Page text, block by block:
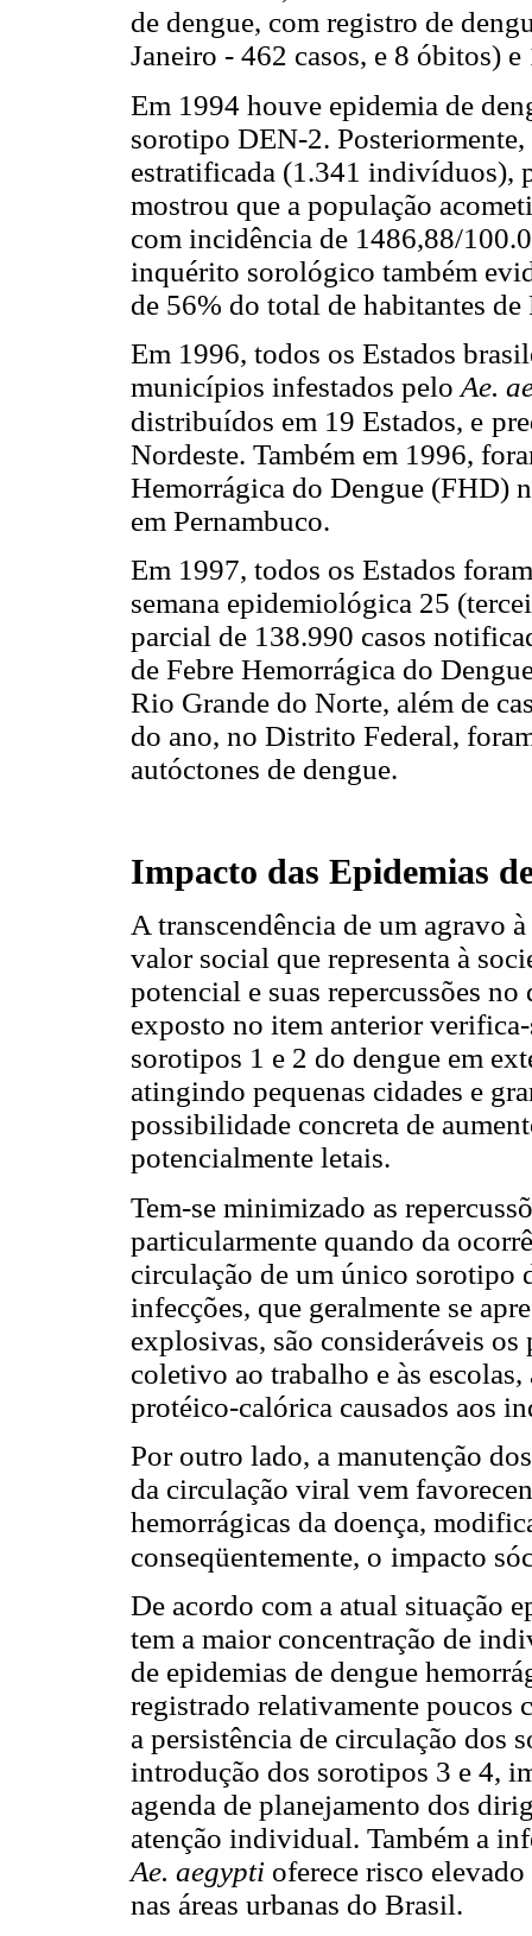
de dengue, com registro de
Janeiro - 462 casos, e 8 óbitos)
Em 1994 houve epidemia de
sorotipo DEN-2.
estratificada (1.341 indivíduos),
mostrou que a população
com incidência de 1486,88/
inquérito sorológico também
de 56% do total de habitantes de
Em 1996, todos os Estados
municípios infestados pelo Ae.
distribuídos em 19 Estados, e
Nordeste. Também em 1996,
Hemorrágica do Dengue (FHD)
em Pernambuco.
Em 1997, todos os Estados
semana epidemiológica 25
parcial de 138.990 casos
de Febre Hemorrágica do
Rio Grande do Norte, além de
do ano, no Distrito Federal,
autóctones de dengue.
Impacto das Epidemias
A transcendência de um agravo
valor social que representa à
potencial e suas repercussões
exposto no item anterior
sorotipos 1 e 2 do dengue em
atingindo pequenas cidades e
possibilidade concreta de
potencialmente letais.
Tem-se minimizado as
particularmente quando da
circulação de um único sorotipo
infecções, que geralmente se
explosivas, são consideráveis
coletivo ao trabalho e às
protéico-calórica causados aos
Por outro lado, a manutenção
da circulação viral vem
hemorrágicas da doença,
conseqüentemente, o impacto
De acordo com a atual situação
tem a maior concentração de
de epidemias de dengue
registrado relativamente poucos
a persistência de circulação dos
introdução dos sorotipos 3 e 4,
agenda de planejamento dos
atenção individual. Também a
Ae. aegypti oferece risco
nas áreas urbanas do Brasil.